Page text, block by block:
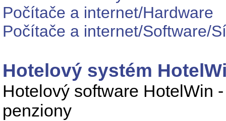
Počítače a internet/Hardware
Počítače a internet/Software/
Hotelový systém
Hotelový software HotelWin
penziony